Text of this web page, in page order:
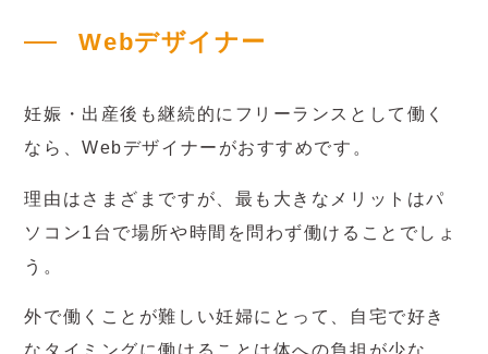
Webデザイナー
妊娠・出産後も継続的にフリーランスとして働く
なら、Webデザイナーがおすすめです。
理由はさまざまですが、最も大きなメリットはパ
ソコン1台で場所や時間を問わず働けることでしょ
う。
外で働くことが難しい妊婦にとって、自宅で好き